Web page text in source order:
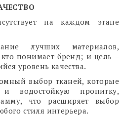
на каждом этапе
лучших материалов,
кто понимает бренд; и цель –
уровень качества.
выбор тканей, которые
водостойкую пропитку,
что расширяет выбор
стиля интерьера.